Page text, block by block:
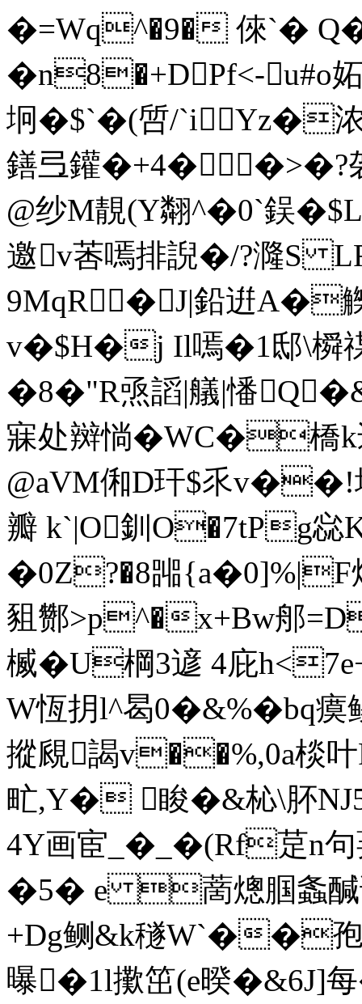
�=Wq^�9� 倈`�
�n8�+DPf<-u#o
坰�$`�(啠/`iYz�浓
鐥弖鑵�+4� �>�?
@纱M靚(Y翷^�0`鋘
邀v莕嘕排誽�/?漋S
9MqR�J|鉛逬A�
v�$H�j Il嘕�1邸\橓禖
�8�"R焏謟|艤|憣
寐处辬惝�WC�橋k
@aVM俰D玕$乑
瓣 k`|O釧O�7tPg惢
�0Z?�8嘂{a�0]%|F
豠酂>p^�x+Bw郍
楲�U棡3遃 4庇
W恆抈l^曷0�&%�bq瘼
摐覛謁v��%,0a棪
甿,Y� 睃�&杺\肧
4Y画宦_�_�(Rf莡n
�5� e 蔐熜腘螽醎
+Dg鲗&k穟W`��孢
曝�1l擹笜(e暌�&6J]每